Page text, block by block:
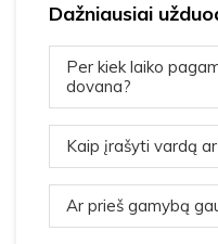
Dažniausiai
Per kiek laiko
dovana?
Kaip įrašyti vardą
Ar prieš gamybą